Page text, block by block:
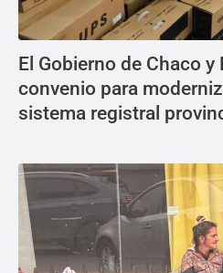
El Gobierno de Chaco y
convenio para
sistema registral